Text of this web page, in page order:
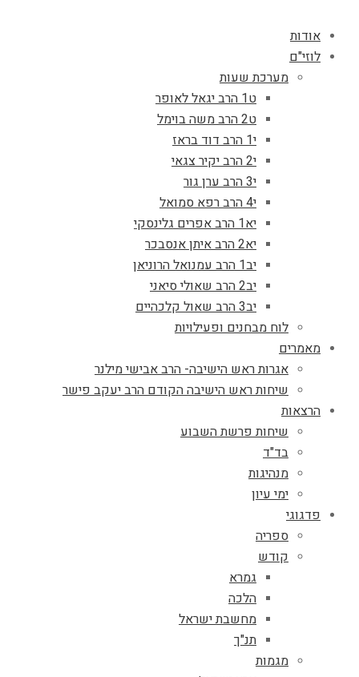
אודות
לוזי"ם
מערכת שעות
ט1 הרב יגאל לאופר
ט2 הרב משה בוימל
י1 הרב דוד בראז
י2 הרב יקיר צגאי
י3 הרב ערן גור
י4 הרב רפא סמואל
יא1 הרב אפרים גלינסקי
יא2 הרב איתן אנסבכר
יב1 הרב עמנואל הרוניאן
יב2 הרב שאולי סיאני
יב3 הרב שאול קלכהיים
לוח מבחנים ופעילויות
מאמרים
אגרות ראש הישיבה- הרב אבישי מילנר
שיחות ראש הישיבה הקודם הרב יעקב פישר
הרצאות
שיחות פרשת השבוע
בד"ד
מנהיגות
ימי עיון
פדגוגי
ספריה
קודש
גמרא
הלכה
מחשבת ישראל
תנ"ך
מגמות